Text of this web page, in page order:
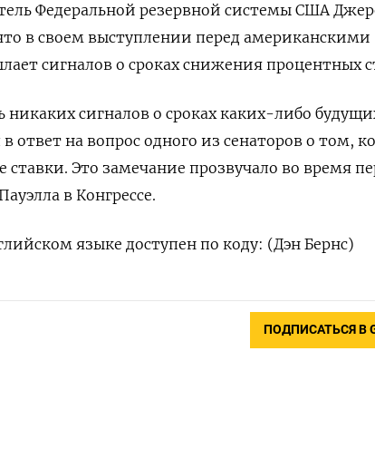
Федеральной резервной системы США
в своем выступлении перед американскими
сигналов о сроках снижения процентных
никаких сигналов о сроках каких-либо
ответ на вопрос одного из сенаторов о том,
Это замечание прозвучало во время
в Конгрессе.
языке доступен по коду: (Дэн Бернс)
ПОДПИСАТЬСЯ В